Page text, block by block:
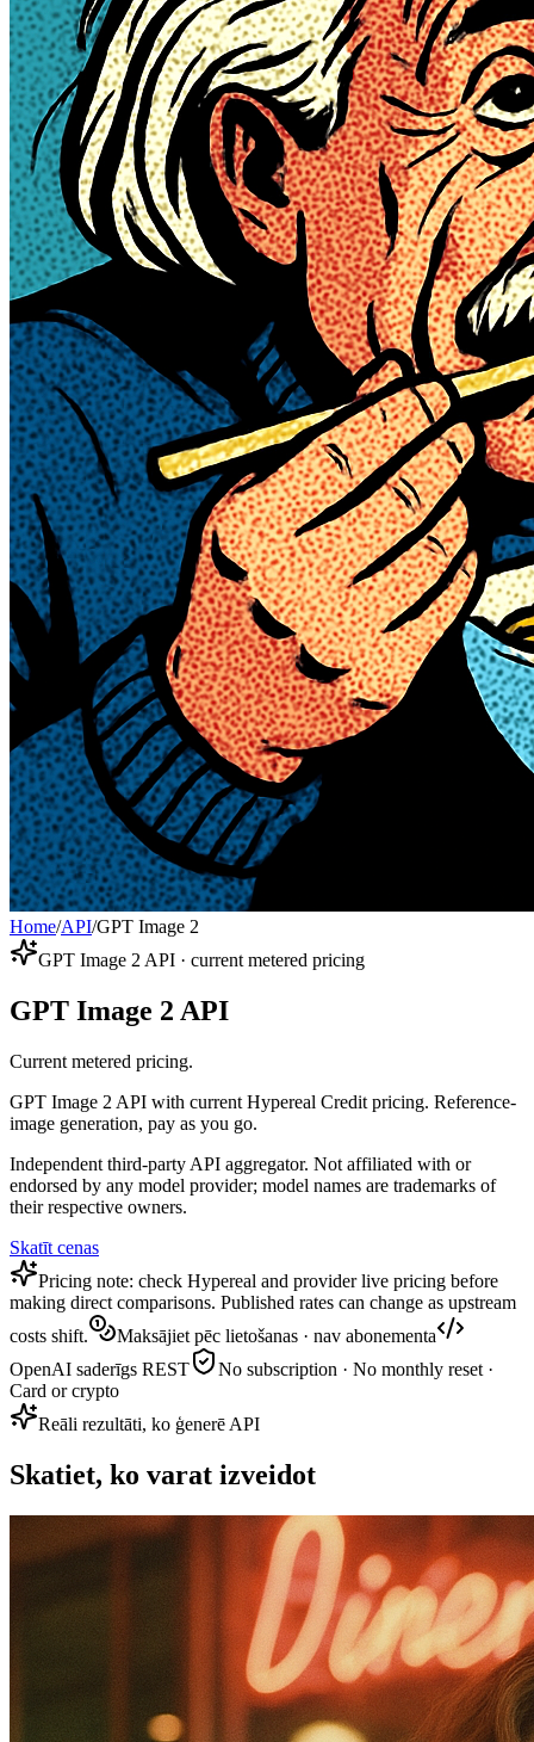
Home/API/GPT Image 2
GPT Image 2 API · current metered pricing
GPT Image 2 API
Current metered pricing.
GPT Image 2 API with current Hypereal Credit pricing. Reference-
image generation, pay as you go.
Independent third-party API aggregator. Not affiliated with or
endorsed by any model provider; model names are trademarks of
their respective owners.
Skatīt cenas
Pricing note: check Hypereal and provider live pricing before
making direct comparisons. Published rates can change as upstream
costs shift.
Maksājiet pēc lietošanas · nav abonementa
OpenAI saderīgs REST
No subscription · No monthly reset ·
Card or crypto
Reāli rezultāti, ko ģenerē API
Skatiet, ko varat izveidot